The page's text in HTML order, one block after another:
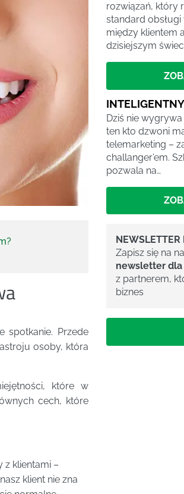
spotkanie. Przede
osoby, która
które w
cech, które
z klientami –
klient nie zna
rozwiązań, który
standard
między klientem
dzisiejszym
Dziś nie
ten kto dzwoni
telemarketing –
challanger’em.
pozwala na…
NEWSLETTER
Zapisz się na
newsletter dla
z partnerem,
biznes